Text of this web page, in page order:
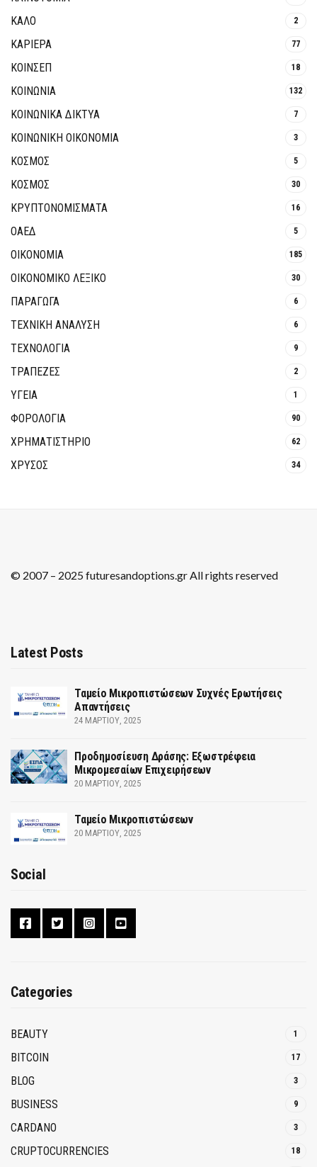
ΚΑΛΟ 2
ΚΑΡΙΕΡΑ 77
ΚΟΙΝΣΕΠ 18
ΚΟΙΝΩΝΙΑ 132
ΚΟΙΝΩΝΙΚΆ ΔΊΚΤΥΑ 7
ΚΟΙΝΩΝΙΚΉ ΟΙΚΟΝΟΜΊΑ 3
ΚΟΣΜΟΣ 5
ΚΟΣΜΟΣ 30
ΚΡΥΠΤΟΝΟΜΊΣΜΑΤΑ 16
ΟΑΕΔ 5
ΟΙΚΟΝΟΜΙΑ 185
ΟΙΚΟΝΟΜΙΚΟ ΛΕΞΙΚΟ 30
ΠΑΡΑΓΩΓΑ 6
ΤΕΧΝΙΚΗ ΑΝΑΛΥΣΗ 6
ΤΕΧΝΟΛΟΓΙΑ 9
ΤΡΆΠΕΖΕΣ 2
ΥΓΕΙΑ 1
ΦΟΡΟΛΟΓΙΑ 90
ΧΡΗΜΑΤΙΣΤΗΡΙΟ 62
ΧΡΥΣΟΣ 34
© 2007 – 2025 futuresandoptions.gr All rights reserved
Latest Posts
Ταμείο Μικροπιστώσεων Συχνές Ερωτήσεις
Απαντήσεις
24 ΜΑΡΤΊΟΥ, 2025
Προδημοσίευση Δράσης: Εξωστρέφεια
Μικρομεσαίων Επιχειρήσεων
20 ΜΑΡΤΊΟΥ, 2025
Ταμείο Μικροπιστώσεων
20 ΜΑΡΤΊΟΥ, 2025
Social
Categories
BEAUTY 1
BITCOIN 17
BLOG 3
BUSINESS 9
CARDANO 3
CRUPTOCURRENCIES 18